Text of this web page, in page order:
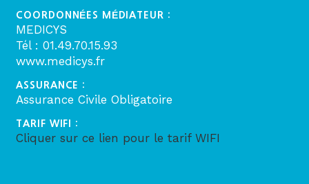
COORDONNÉES MÉDIATEUR :
MEDICYS
Tél : 01.49.70.15.93
www.medicys.fr
ASSURANCE :
Assurance Civile Obligatoire
TARIF WIFI :
Cliquer sur ce lien pour le tarif WIFI